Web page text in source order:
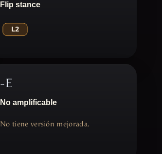
Flip stance
-E
No amplificable
No tiene versión mejorada.